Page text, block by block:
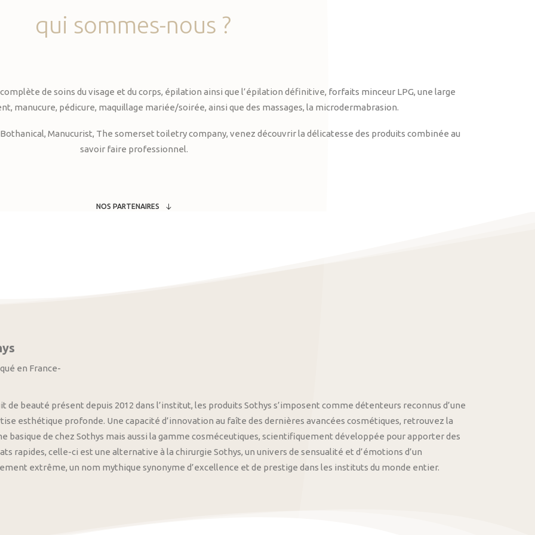
qui sommes-nous ?
de soins du visage et du corps, épilation ainsi que l’épilation définitive, forfaits minceur LPG, une large
manucure, pédicure, maquillage mariée/soirée, ainsi que des massages, la microdermabrasion.
Manucurist, The somerset toiletry company, venez découvrir la délicatesse des produits combinée au
savoir faire professionnel.
NOS PARTENAIRES
en France-
de beauté présent depuis 2012 dans l’institut, les produits Sothys s’imposent comme détenteurs reconnus d’une
esthétique profonde. Une capacité d’innovation au faîte des dernières avancées cosmétiques, retrouvez la
basique de chez Sothys mais aussi la gamme cosméceutiques, scientifiquement développée pour apporter des
rapides, celle-ci est une alternative à la chirurgie Sothys, un univers de sensualité et d’émotions d’un
extrême, un nom mythique synonyme d’excellence et de prestige dans les instituts du monde entier.